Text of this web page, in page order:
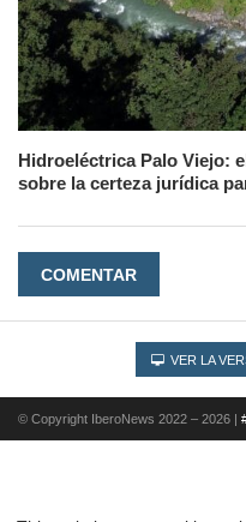
Hidroeléctrica Palo Viejo:
sobre la certeza jurídica
COMENTAR
VER LA
© Copyright IberoNews 2022 – 2026 |